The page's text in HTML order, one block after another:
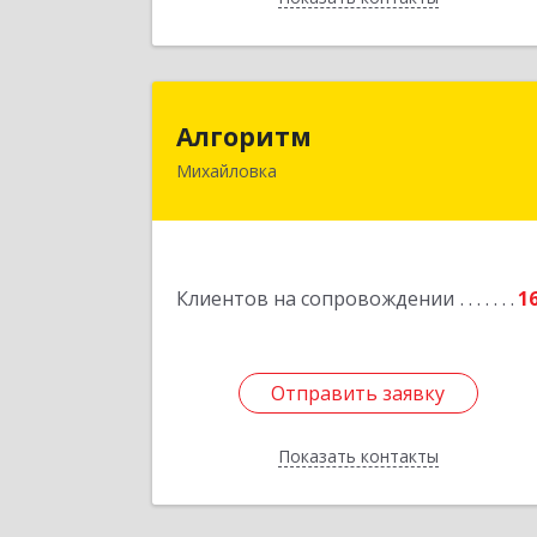
Алгоритм
Михайловка
Клиентов на сопровождении
Отправить заявку
Показать контакты
Отправить заявку
Назад